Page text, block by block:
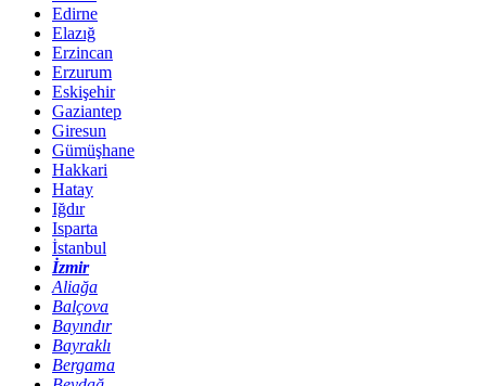
Edirne
Elazığ
Erzincan
Erzurum
Eskişehir
Gaziantep
Giresun
Gümüşhane
Hakkari
Hatay
Iğdır
Isparta
İstanbul
İzmir
Aliağa
Balçova
Bayındır
Bayraklı
Bergama